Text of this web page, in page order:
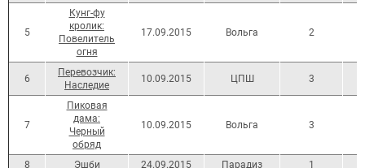
5
Кунг-фу
кролик:
Повелитель
огня
17.09.2015 Вольга 2
6
Перевозчик:
Наследие
10.09.2015 ЦПШ 3
7
Пиковая
дама:
Черный
обряд
10.09.2015 Вольга 3
8 Эшби 24.09.2015 Парадиз
1